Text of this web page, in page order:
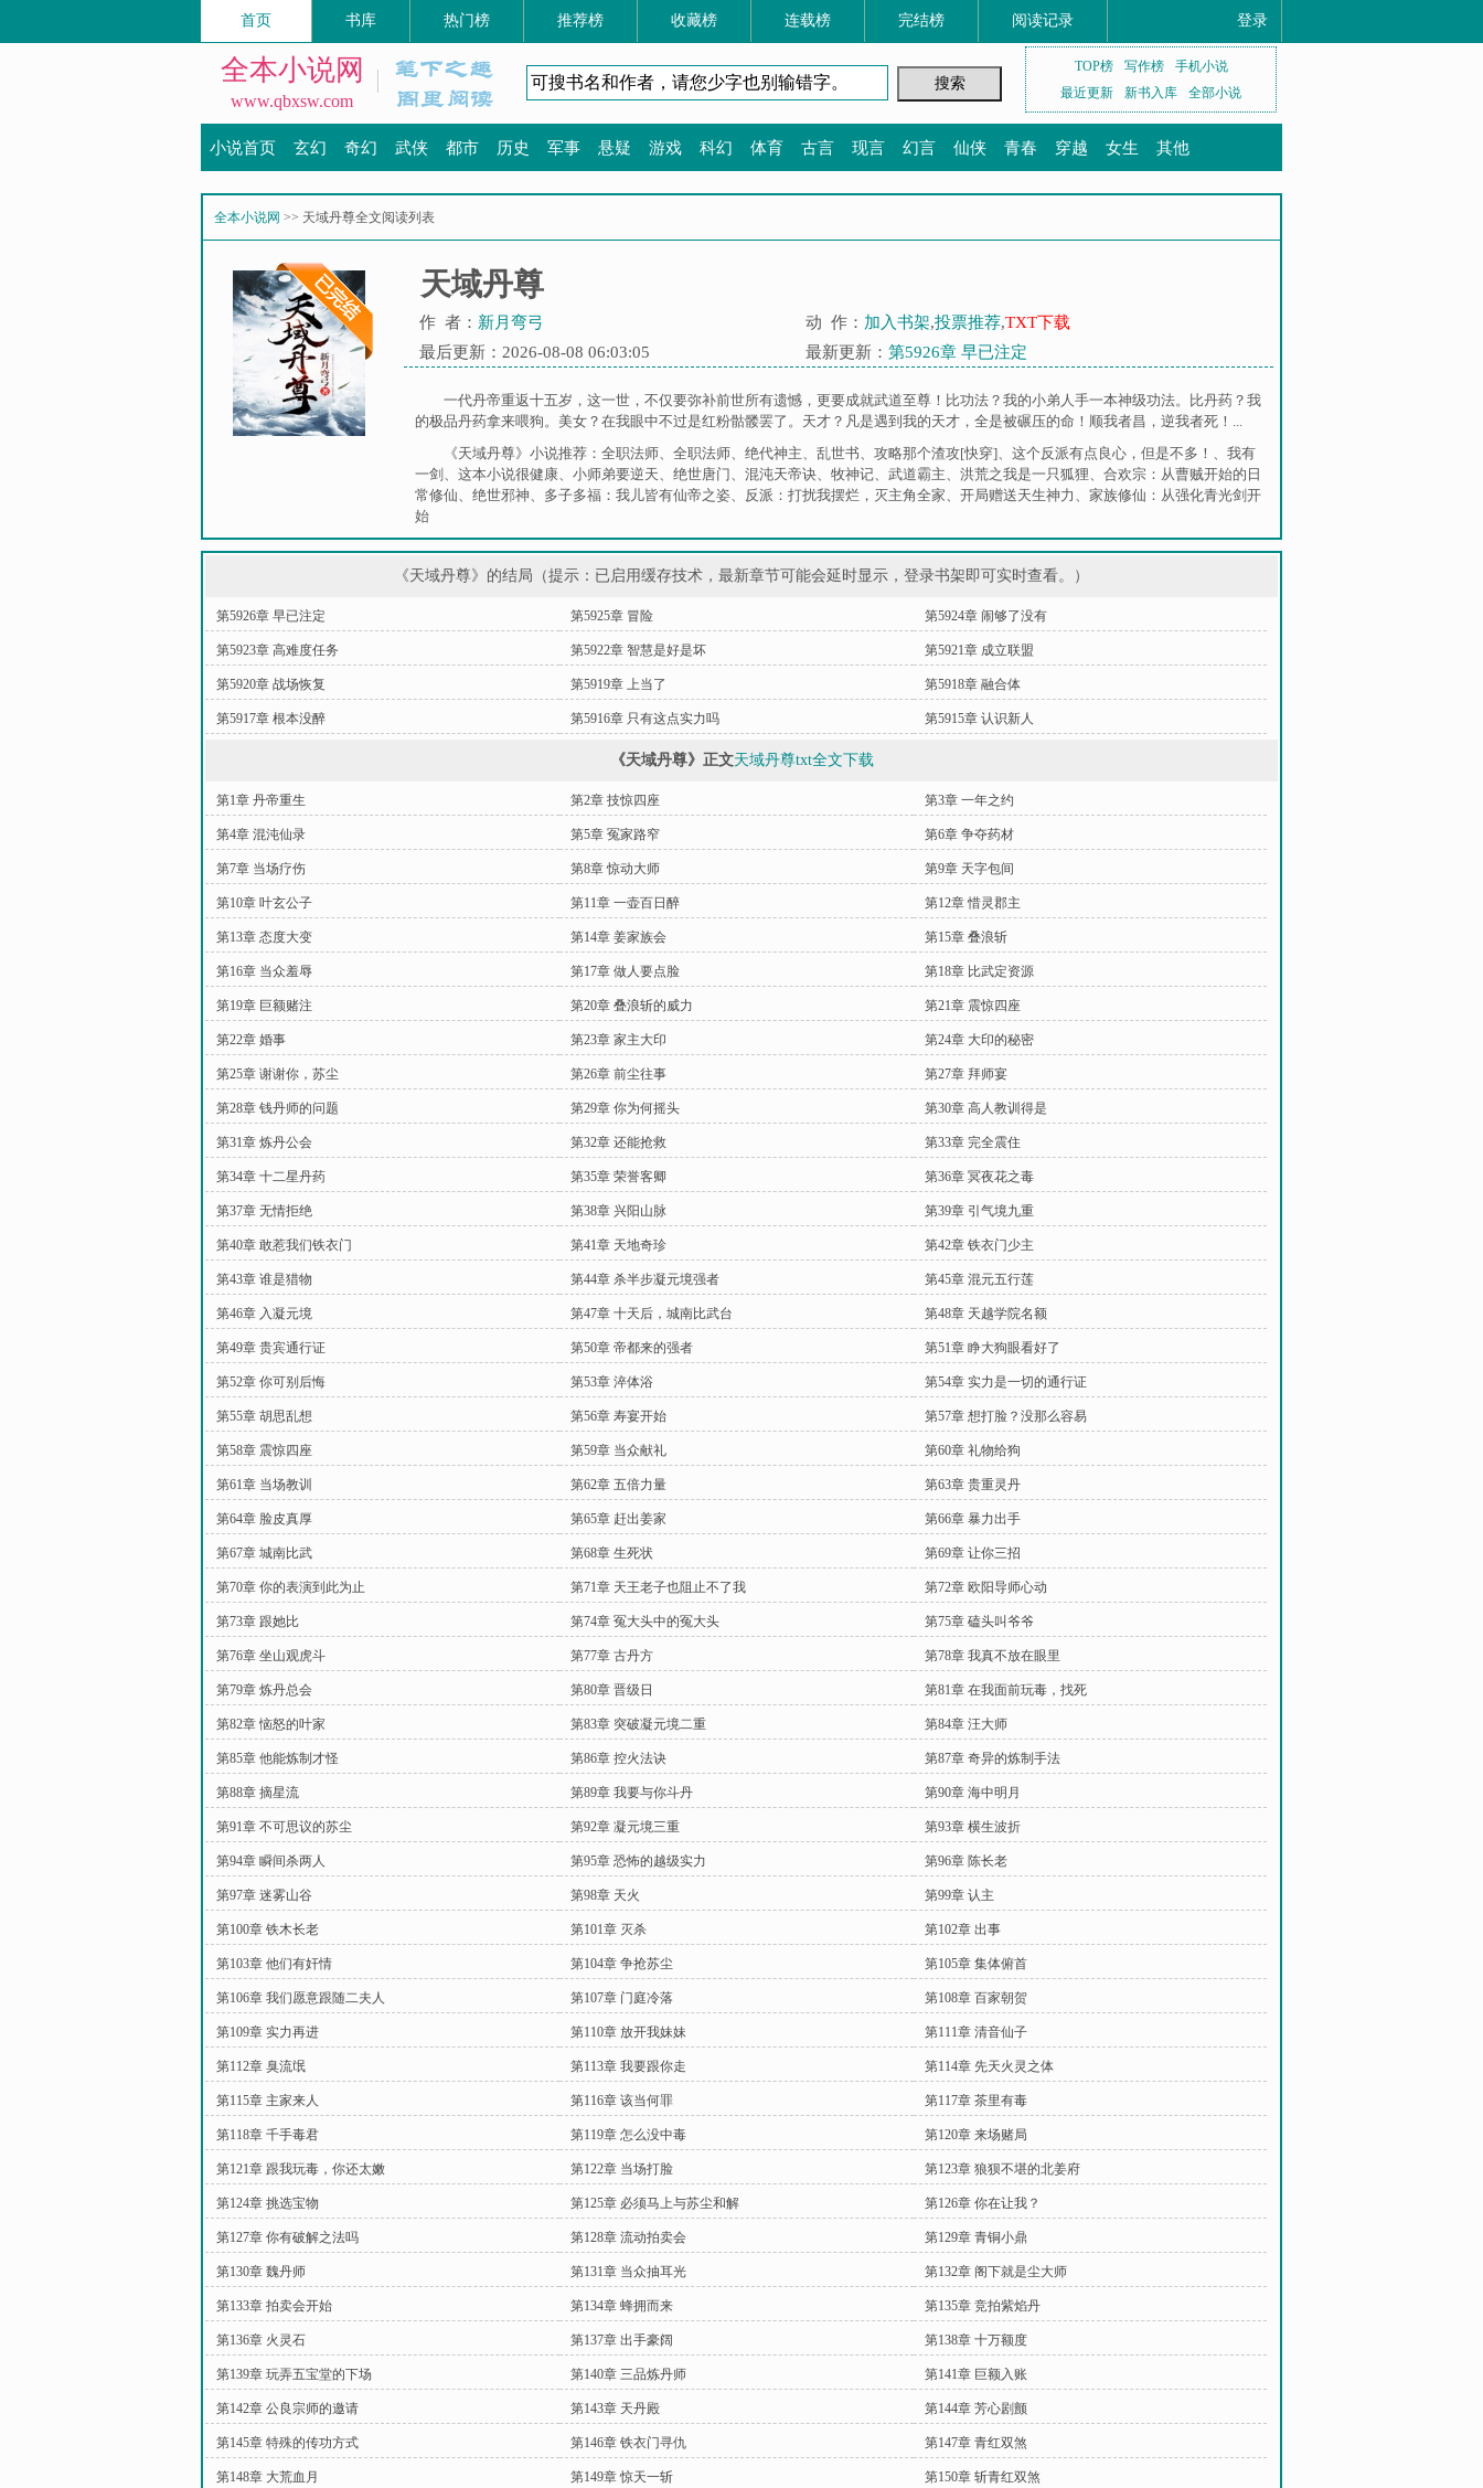
首页 书库 热门榜 推荐榜 收藏榜 连载榜 完结榜 阅读记录 登录
全本小说网
www.qbxsw.com
TOP榜 写作榜
手机小说
最近更新
新书入库 全部小说
小说首页 玄幻 奇幻 武侠 都市 历史 军事 悬疑 游戏 科幻 体育 古言 现言 幻言 仙侠 青春 穿越 女生 其他
全本小说网 >> 天域丹尊全文阅读列表
天域丹尊
作 者： 新月弯弓 动 作： 加入书架,投票推荐,TXT下载
最后更新：2026-08-08 06:03:05
最新更新： 第5926章 早已注定
一代丹帝重返十五岁，这一世，不仅要弥补前世所有遗憾，更要成就武道至尊！比功法？我的小弟人手一本神级功法。比丹药？我
的极品丹药拿来喂狗。美女？在我眼中不过是红粉骷髅罢了。天才？凡是遇到我的天才，全是被碾压的命！顺我者昌，逆我者死！...
《天域丹尊》小说推荐： 全职法师、 全职法师、 绝代神主、 乱世书、 攻略那个渣攻[快穿]、 这个反派有点良心，但是不多！ 、 我有
一剑 、 这本小说很健康、 小师弟要逆天、 绝世唐门、 混沌天帝诀、 牧神记、 武道霸主、 洪荒之我是一只狐狸、 合欢宗：从曹贼开始的日
常修仙、 绝世邪神、 多子多福：我儿皆有仙帝之姿、 反派：打扰我摆烂，灭主角全家、 开局赠送天生神力 、 家族修仙：从强化青光剑开
始
《天域丹尊》的结局（提示：已启用缓存技术，最新章节可能会延时显示，登录书架即可实时查看。）
第5926章 早已注定 第5925章 冒险 第5924章 闹够了没有
第5923章 高难度任务 第5922章 智慧是好是坏 第5921章 成立联盟
第5920章 战场恢复 第5919章 上当了 第5918章 融合体
第5917章 根本没醉 第5916章 只有这点实力吗 第5915章 认识新人
《天域丹尊》正文天域丹尊txt全文下载
第1章 丹帝重生 第2章 技惊四座 第3章 一年之约
第4章 混沌仙录 第5章 冤家路窄 第6章 争夺药材
第7章 当场疗伤 第8章 惊动大师 第9章 天字包间
第10章 叶玄公子 第11章 一壶百日醉 第12章 惜灵郡主
第13章 态度大变 第14章 姜家族会 第15章 叠浪斩
第16章 当众羞辱 第17章 做人要点脸 第18章 比武定资源
第19章 巨额赌注 第20章 叠浪斩的威力 第21章 震惊四座
第22章 婚事 第23章 家主大印 第24章 大印的秘密
第25章 谢谢你，苏尘 第26章 前尘往事 第27章 拜师宴
第28章 钱丹师的问题 第29章 你为何摇头 第30章 高人教训得是
第31章 炼丹公会 第32章 还能抢救 第33章 完全震住
第34章 十二星丹药 第35章 荣誉客卿 第36章 冥夜花之毒
第37章 无情拒绝 第38章 兴阳山脉 第39章 引气境九重
第40章 敢惹我们铁衣门 第41章 天地奇珍 第42章 铁衣门少主
第43章 谁是猎物 第44章 杀半步凝元境强者 第45章 混元五行莲
第46章 入凝元境 第47章 十天后，城南比武台 第48章 天越学院名额
第49章 贵宾通行证 第50章 帝都来的强者 第51章 睁大狗眼看好了
第52章 你可别后悔 第53章 淬体浴 第54章 实力是一切的通行证
第55章 胡思乱想 第56章 寿宴开始 第57章 想打脸？没那么容易
第58章 震惊四座 第59章 当众献礼 第60章 礼物给狗
第61章 当场教训 第62章 五倍力量 第63章 贵重灵丹
第64章 脸皮真厚 第65章 赶出姜家 第66章 暴力出手
第67章 城南比武 第68章 生死状 第69章 让你三招
第70章 你的表演到此为止 第71章 天王老子也阻止不了我 第72章 欧阳导师心动
第73章 跟她比 第74章 冤大头中的冤大头 第75章 磕头叫爷爷
第76章 坐山观虎斗 第77章 古丹方 第78章 我真不放在眼里
第79章 炼丹总会 第80章 晋级日 第81章 在我面前玩毒，找死
第82章 恼怒的叶家 第83章 突破凝元境二重 第84章 汪大师
第85章 他能炼制才怪 第86章 控火法诀 第87章 奇异的炼制手法
第88章 摘星流 第89章 我要与你斗丹 第90章 海中明月
第91章 不可思议的苏尘 第92章 凝元境三重 第93章 横生波折
第94章 瞬间杀两人 第95章 恐怖的越级实力 第96章 陈长老
第97章 迷雾山谷 第98章 天火 第99章 认主
第100章 铁木长老 第101章 灭杀 第102章 出事
第103章 他们有奸情 第104章 争抢苏尘 第105章 集体俯首
第106章 我们愿意跟随二夫人 第107章 门庭冷落 第108章 百家朝贺
第109章 实力再进 第110章 放开我妹妹 第111章 清音仙子
第112章 臭流氓 第113章 我要跟你走 第114章 先天火灵之体
第115章 主家来人 第116章 该当何罪 第117章 茶里有毒
第118章 千手毒君 第119章 怎么没中毒 第120章 来场赌局
第121章 跟我玩毒，你还太嫩 第122章 当场打脸 第123章 狼狈不堪的北姜府
第124章 挑选宝物 第125章 必须马上与苏尘和解 第126章 你在让我？
第127章 你有破解之法吗 第128章 流动拍卖会 第129章 青铜小鼎
第130章 魏丹师 第131章 当众抽耳光 第132章 阁下就是尘大师
第133章 拍卖会开始 第134章 蜂拥而来 第135章 竞拍紫焰丹
第136章 火灵石 第137章 出手豪阔 第138章 十万额度
第139章 玩弄五宝堂的下场 第140章 三品炼丹师 第141章 巨额入账
第142章 公良宗师的邀请 第143章 天丹殿 第144章 芳心剧颤
第145章 特殊的传功方式 第146章 铁衣门寻仇 第147章 青红双煞
第148章 大荒血月 第149章 惊天一斩 第150章 斩青红双煞